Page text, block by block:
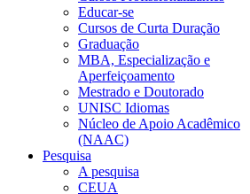
Educar-se
Cursos de Curta Duração
Graduação
MBA, Especialização e
Aperfeiçoamento
Mestrado e Doutorado
UNISC Idiomas
Núcleo de Apoio Acadêmico
(NAAC)
Pesquisa
A pesquisa
CEUA